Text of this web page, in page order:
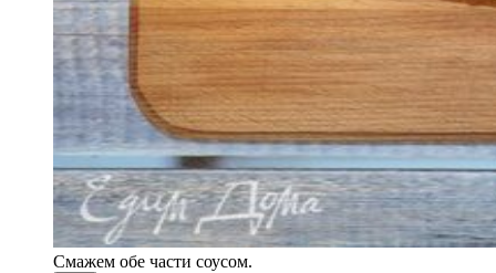
Смажем обе части соусом.